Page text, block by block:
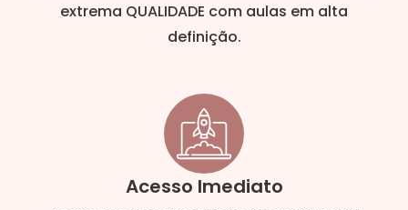
extrema QUALIDADE com aulas em alta
definição.
Acesso Imediato